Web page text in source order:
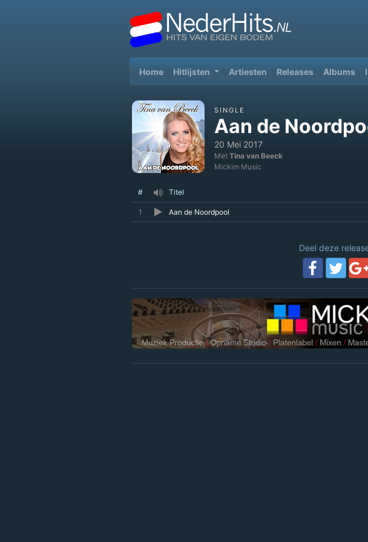
Home(current)
Hitlijsten Artiesten Releases Albums
SINGLE
Aan de
20 Mei 2017
Met Tina van Beeck
Mickim Music
# Titel
1 Aan de Noordpool
Deel deze